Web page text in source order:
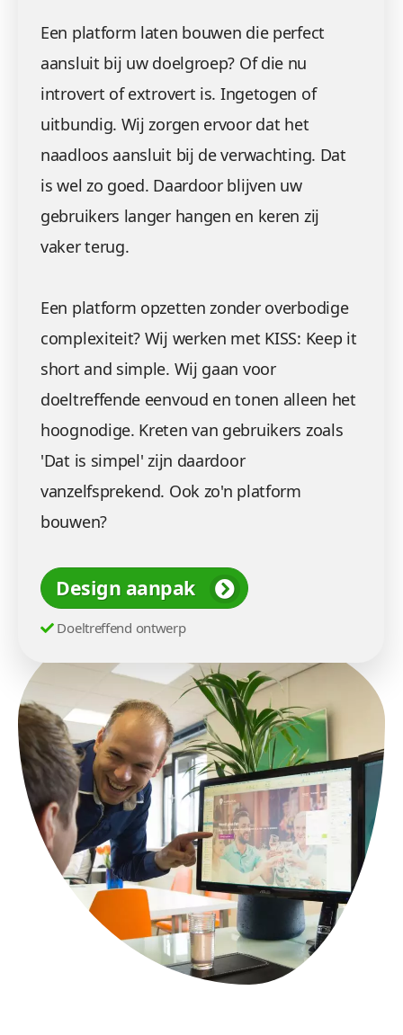
Een platform laten bouwen die perfect
aansluit bij uw doelgroep? Of die nu
introvert of extrovert is. Ingetogen of
uitbundig. Wij zorgen ervoor dat het
naadloos aansluit bij de verwachting. Dat
is wel zo goed. Daardoor blijven uw
gebruikers langer hangen en keren zij
vaker terug.
Een platform opzetten zonder overbodige
complexiteit? Wij werken met KISS: Keep it
short and simple. Wij gaan voor
doeltreffende eenvoud en tonen alleen het
hoognodige. Kreten van gebruikers zoals
'Dat is simpel' zijn daardoor
vanzelfsprekend. Ook zo'n platform
bouwen?
Design aanpak
Doeltreffend ontwerp